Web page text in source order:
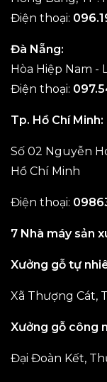
Điện thoại:
Đà Nẵng:
Hòa Hiệp Nam -
Điện thoại:
Tp. Hồ Chí Minh:
Số 02 Nguyễn
Hồ Chí Minh
Điện thoại:
7 Nhà máy sản
Xưởng gỗ tự
Xã Thượng Cát,
Xưởng gỗ công
Đại Đoàn Kết,